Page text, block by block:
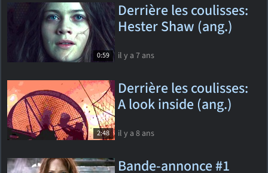
0:59
Derrière les coulisses:
Hester Shaw (ang.)
il y a 7 ans
2:48
Derrière les coulisses:
A look inside (ang.)
il y a 8 ans
Bande-annonce #1